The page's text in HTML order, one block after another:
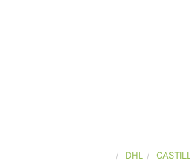
DHL